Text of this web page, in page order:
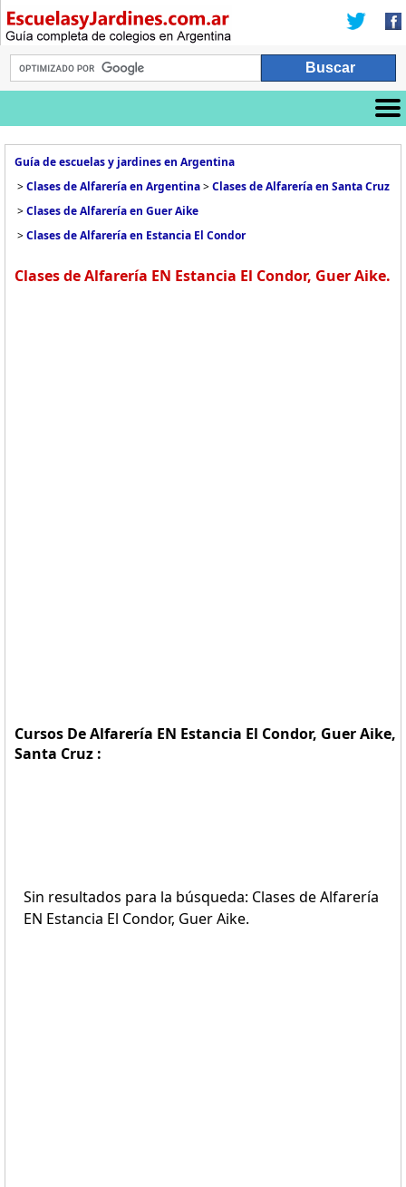
Guía de escuelas y jardines en Argentina
>Clases de Alfarería en Argentina>Clases de Alfarería en Santa Cruz
>Clases de Alfarería en Guer Aike
>Clases de Alfarería en Estancia El Condor
Clases de Alfarería EN Estancia El Condor, Guer Aike.
Cursos De Alfarería EN Estancia El Condor, Guer Aike,
Santa Cruz :
Sin resultados para la búsqueda: Clases de Alfarería
EN Estancia El Condor, Guer Aike.